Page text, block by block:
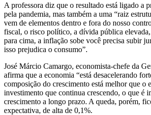
A professora diz que o resultado está ligado a
pela pandemia, mas também a uma “raiz
vem de elementos dentro e fora do nosso
fiscal, o risco político, a dívida pública
para cima, a inflação sobe você precisa subir
isso prejudica o consumo”.
José Márcio Camargo, economista-chefe da
afirma que a economia “está desacelerando
composição do crescimento está melhor que o
investimento que continua crescendo, o que é
crescimento a longo prazo. A queda, porém,
expectativa, de alta de 0,1%.